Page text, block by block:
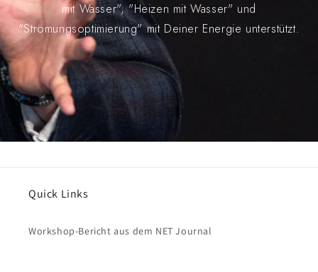
mit Wasser", "Heizen mit Wasser" und
"Strömungsoptimierung" mit Deiner Energie unterstützt.
Quick Links
Workshop-Bericht aus dem NET Journal